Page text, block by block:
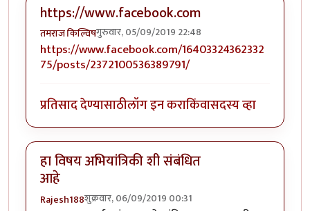
https://www.facebook.com
तमराज किल्विषगुरुवार, 05/09/2019 22:48
https://www.facebook.com/16403324362332
75/posts/2372100536389791/
प्रतिसाद देण्यासाठीलॉग इन कराकिंवासदस्य व्हा
हा विषय अभियांत्रिकी शी संबंधित
आहे
Rajesh188शुक्रवार, 06/09/2019 00:31